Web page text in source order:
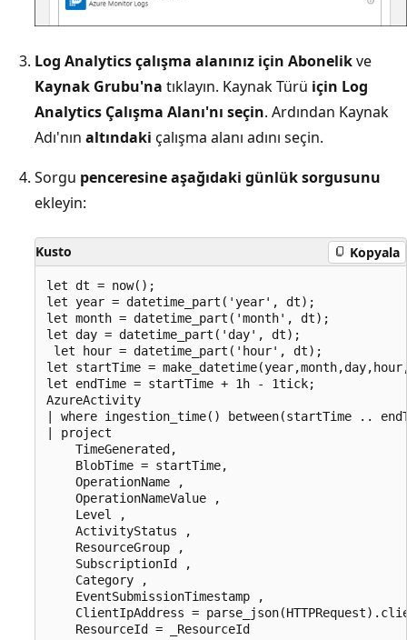
Log Analytics çalışma alanınız için Abonelikve
Kaynak Grubu'na tıklayın. Kaynak Türü için Log
Analytics Çalışma Alanı'nı seçin. Ardından Kaynak
Adı'nın altındaki çalışma alanı adını seçin.
Sorgu penceresine aşağıdaki günlük sorgusunu
ekleyin:
Kusto Kopyala
let dt = now();
let year = datetime_part('year', dt);
let month = datetime_part('month', dt);
let day = datetime_part('day', dt);
let hour = datetime_part('hour', dt);
let startTime =
let endTime = startTime + 1h - 1tick;
AzureActivity
| where ingestion_time() between(startTime ..
| project
    TimeGenerated,
    BlobTime = startTime,
    OperationName ,
    OperationNameValue ,
    Level ,
    ActivityStatus ,
    ResourceGroup ,
    SubscriptionId ,
    Category ,
    EventSubmissionTimestamp ,
ClientIpAddress =